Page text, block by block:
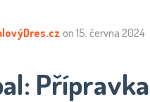
on 15. června 2024